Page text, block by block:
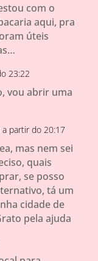
com o
aqui, pra
úteis
23:22
vou abrir uma
partir do 20:17
mas nem sei
quais
se posso
tá um
cidade de
pela ajuda